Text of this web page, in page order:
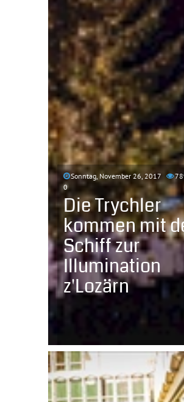
Sonntag, November 26, 2017
0
Die Trychler
kommen mit
Schiff zur
Illumination
z'Lozärn